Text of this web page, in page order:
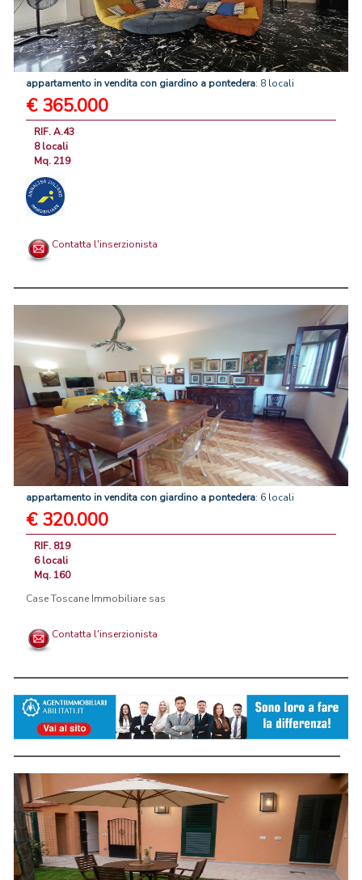
appartamento invendita con giardino a pontedera: 8 locali
€ 365.000
RIF. A.43
8 locali
Mq. 219
Contatta l'inserzionista
appartamento invendita con giardino a pontedera: 6 locali
€ 320.000
RIF. 819
6 locali
Mq. 160
Case Toscane Immobiliare sas
Contatta l'inserzionista